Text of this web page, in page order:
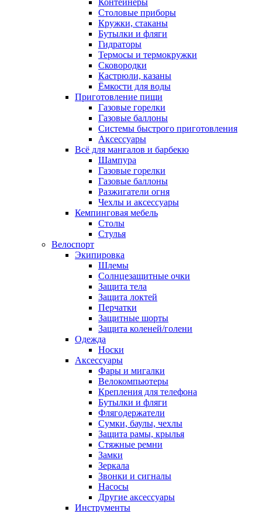
Контейнеры
Столовые приборы
Кружки, стаканы
Бутылки и фляги
Гидраторы
Термосы и термокружки
Сковородки
Кастрюли, казаны
Ёмкости для воды
Приготовление пищи
Газовые горелки
Газовые баллоны
Системы быстрого приготовления
Аксессуары
Всё для мангалов и барбекю
Шампура
Газовые горелки
Газовые баллоны
Разжигатели огня
Чехлы и аксессуары
Кемпинговая мебель
Столы
Стулья
Велоспорт
Экипировка
Шлемы
Солнцезащитные очки
Защита тела
Защита локтей
Перчатки
Защитные шорты
Защита коленей/голени
Одежда
Носки
Аксессуары
Фары и мигалки
Велокомпьютеры
Крепления для телефона
Бутылки и фляги
Флягодержатели
Сумки, баулы, чехлы
Защита рамы, крылья
Стяжные ремни
Замки
Зеркала
Звонки и сигналы
Насосы
Другие аксессуары
Инструменты